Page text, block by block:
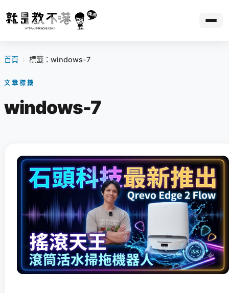
首頁 › 標籤：windows-7
文章標籤
windows-7